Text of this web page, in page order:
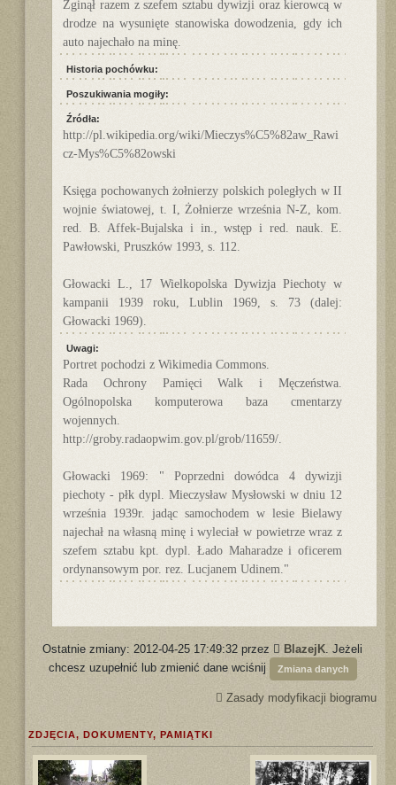
Zginął razem z szefem sztabu dywizji oraz kierowcą w
drodze na wysunięte stanowiska dowodzenia, gdy ich
auto najechało na minę.
Historia pochówku:
Poszukiwania mogiły:
Źródła:
http://pl.wikipedia.org/wiki/Mieczys%C5%82aw_Rawi
cz-Mys%C5%82owski
Księga pochowanych żołnierzy polskich poległych w II
wojnie światowej, t. I, Żołnierze września N-Z, kom.
red. B. Affek-Bujalska i in., wstęp i red. nauk. E.
Pawłowski, Pruszków 1993, s. 112.
Głowacki L., 17 Wielkopolska Dywizja Piechoty w
kampanii 1939 roku, Lublin 1969, s. 73 (dalej:
Głowacki 1969).
Uwagi:
Portret pochodzi z Wikimedia Commons.
Rada Ochrony Pamięci Walk i Męczeństwa.
Ogólnopolska komputerowa baza cmentarzy
wojennych.
http://groby.radaopwim.gov.pl/grob/11659/.
Głowacki 1969: " Poprzedni dowódca 4 dywizji
piechoty - płk dypl. Mieczysław Mysłowski w dniu 12
września 1939r. jadąc samochodem w lesie Bielawy
najechał na własną minę i wyleciał w powietrze wraz z
szefem sztabu kpt. dypl. Łado Maharadze i oficerem
ordynansowym por. rez. Lucjanem Udinem."
Ostatnie zmiany: 2012-04-25 17:49:32 przez BlazejK. Jeżeli
chcesz uzupełnić lub zmienić dane wciśnij
Zmiana danych
Zasady modyfikacji biogramu
ZDJĘCIA, DOKUMENTY, PAMIĄTKI